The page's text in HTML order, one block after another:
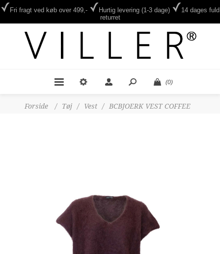
Fri fragt ved køb over 499,- Hurtig levering (1-3 dage)
14 dages fuld
returret
(0)
Forside / Tøj / Vest / BCBJOERK VEST COFFEE